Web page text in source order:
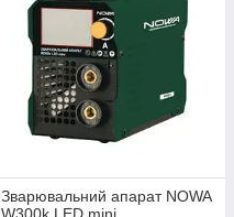
Зварювальний апарат NOWA